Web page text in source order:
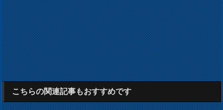
こちらの関連記事もおすすめです